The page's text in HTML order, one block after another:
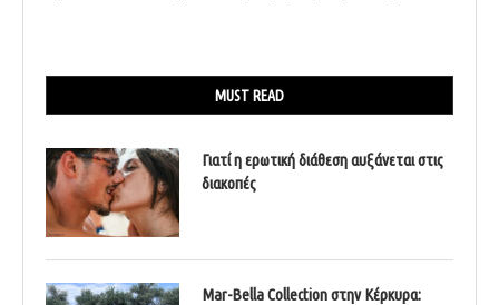
MUST READ
Γιατί η ερωτική διάθεση αυξάνεται στις
διακοπές
Mar-Bella Collection στην Κέρκυρα: